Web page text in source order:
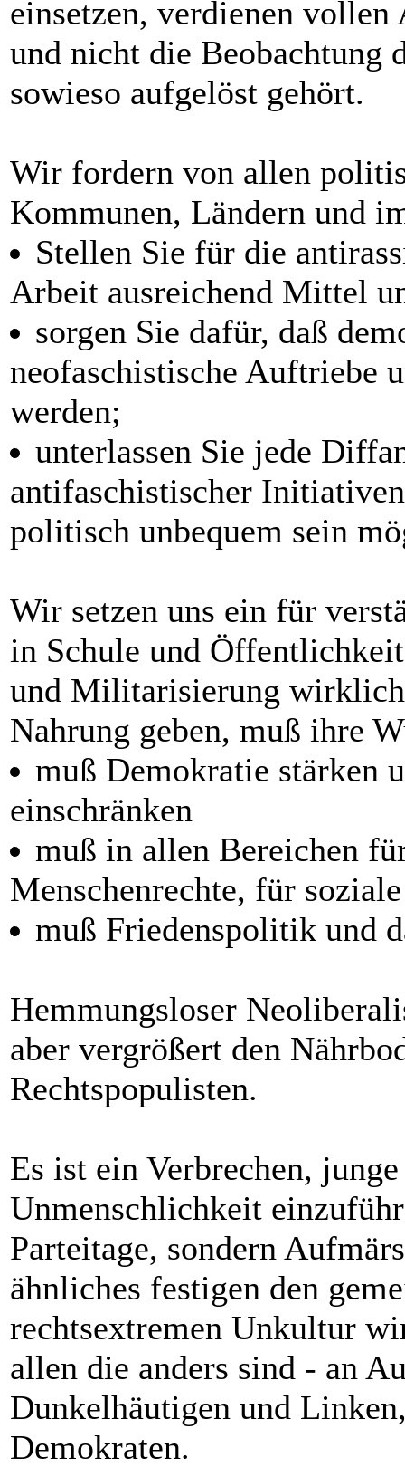
einsetzen, verdienen
und nicht die Beobachtung
sowieso aufgelöst gehört.
Wir fordern von allen
Kommunen, Ländern und
Stellen Sie für die
Arbeit ausreichend Mittel
sorgen Sie dafür, daß
neofaschistische Auftriebe
werden;
unterlassen Sie jede
antifaschistischer
politisch unbequem sein
Wir setzen uns ein für
in Schule und
und Militarisierung
Nahrung geben, muß ihre
muß Demokratie stärken
einschränken
muß in allen Bereichen
Menschenrechte, für
muß Friedenspolitik und
Hemmungsloser
aber vergrößert den
Rechtspopulisten.
Es ist ein Verbrechen,
Unmenschlichkeit
Parteitage, sondern
ähnliches festigen den
rechtsextremen Unkultur
allen die anders sind - an
Dunkelhäutigen und
Demokraten.